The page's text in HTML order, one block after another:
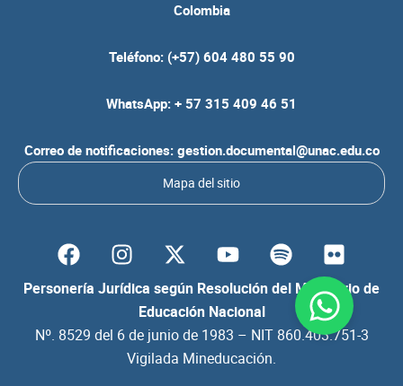
Colombia
Teléfono: (+57) 604 480 55 90
WhatsApp: + 57 315 409 46 51
Correo de notificaciones: gestion.documental@unac.edu.co
Mapa del sitio
Personería Jurídica según Resolución del Ministerio de
Educación Nacional
Nº. 8529 del 6 de junio de 1983 – NIT 860.403.751-3
Vigilada Mineducación.
F
a
c
b
I
n
s
a
g
Y
o
u
t
u
b
S
p
o
i
F
l
i
c
k